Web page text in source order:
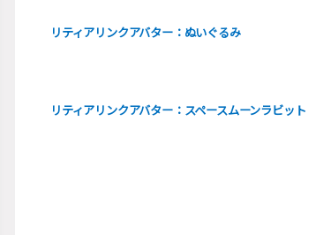
リティアリンクアバター：ぬいぐるみ
リティアリンクアバター：スペースムーンラビット